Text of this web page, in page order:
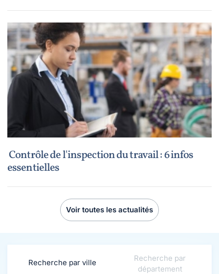
Contrôle de l'inspection du travail : 6 infos
essentielles
Voir toutes les actualités
Recherche par ville
Recherche par
département